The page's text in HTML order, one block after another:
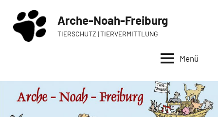
Inhalt
springen
Arche-Noah-Freiburg
TIERSCHUTZ | TIERVERMITTLUNG
Menü